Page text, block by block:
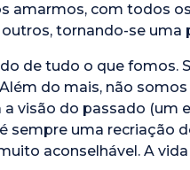
amarmos, com todos
outros, tornando-se uma
de tudo o que fomos.
do mais, não
visão do passado (um
sempre uma recriação
aconselhável. A